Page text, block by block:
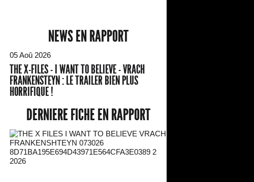
NEWS EN RAPPORT
05 Aoû 2026
THE X-FILES - I WANT TO BELIEVE - VRACH
FRANKENSTEYN : LE TRAILER BIEN PLUS
HORRIFIQUE !
DERNIERE FICHE EN RAPPORT
2026